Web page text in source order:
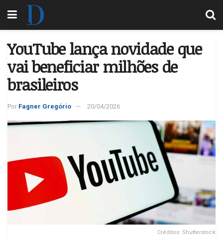
YouTube lança novidade que
vai beneficiar milhões de
brasileiros
Por Fagner Gregório 20/04/2026
Créditos: Shutterstock